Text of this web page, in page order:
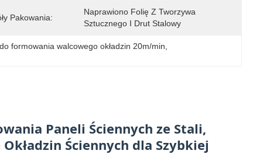
Pakowania:
Naprawiono Folię Z Tworzywa
Sztucznego I Drut Stalowy
formowania walcowego okładzin 20m/min
Paneli Ściennych ze Stali,
Ściennych dla Szybkiej